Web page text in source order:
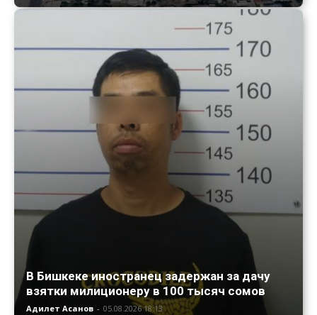
В Бишкеке иностранец задержан за дачу
взятки милиционеру в 100 тысяч сомов
Адилет Асанов - 05.08.2026 18:13